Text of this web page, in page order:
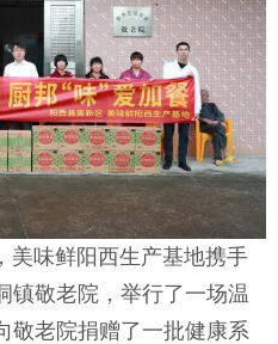
味鲜阳西生产基地携手
镇敬老院，举行了一场温
敬老院捐赠了一批健康系